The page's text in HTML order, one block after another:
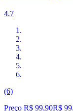
4.7
(6)
Preço R$ 99,90R$ 99,